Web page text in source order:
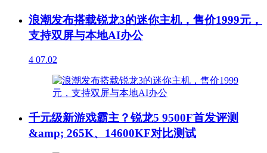
浪潮发布搭载锐龙3的迷你主机，售价1999元，
支持双屏与本地AI办公
4 07.02
千元级新游戏霸主？锐龙5 9500F首发评测
&amp; 265K、14600KF对比测试